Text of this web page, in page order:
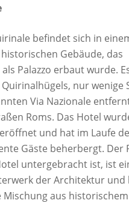
befindet sich in
Gebäude, das
Palazzo erbaut wurde.
nur wenige
Via Nazionale
Roms. Das Hotel
und hat im Laufe
Gäste beherbergt. Der
untergebracht ist, ist
der Architektur und
Mischung aus historischem